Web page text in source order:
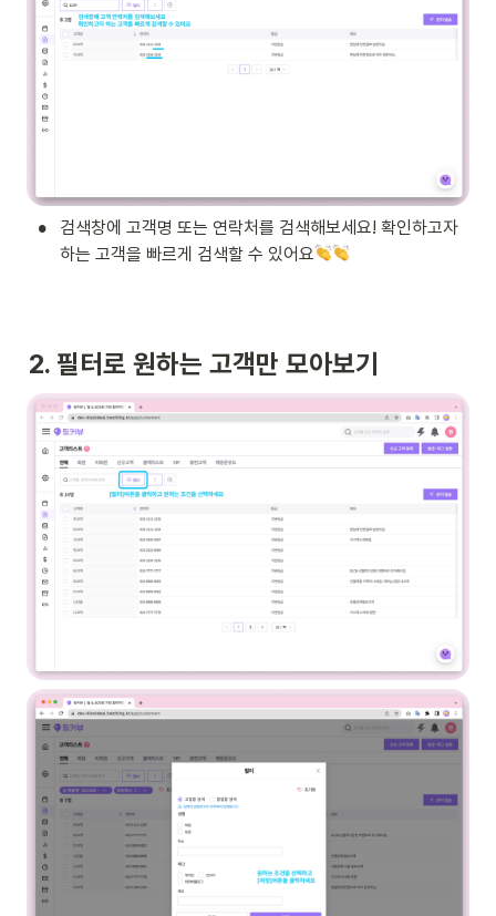
•
검색창에 고객명 또는 연락처를 검색해보세요! 확인하고자
하는 고객을 빠르게 검색할 수 있어요
2. 필터로 원하는 고객만 모아보기